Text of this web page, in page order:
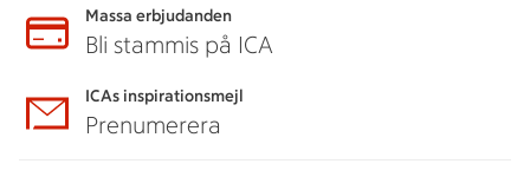
Massa erbjudanden
Bli stammis på ICA
ICAs inspirationsmejl
Prenumerera